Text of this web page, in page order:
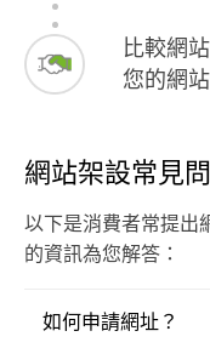
比較網
您的網
網站架設常見
以下是消費者常提出
的資訊為您解答：
如何申請網址？